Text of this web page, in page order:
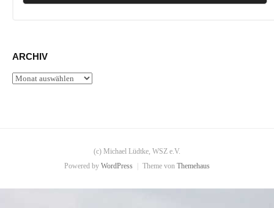
ARCHIV
Archiv
(c) Michael Lüdtke, WSZ e.V.
Powered by WordPress Theme von Themehaus